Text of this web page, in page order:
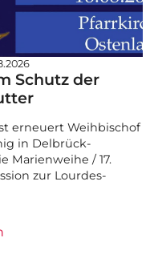
Schutz der
erneuert Weihbischof
in Delbrück-
Marienweihe / 17.
zur Lourdes-